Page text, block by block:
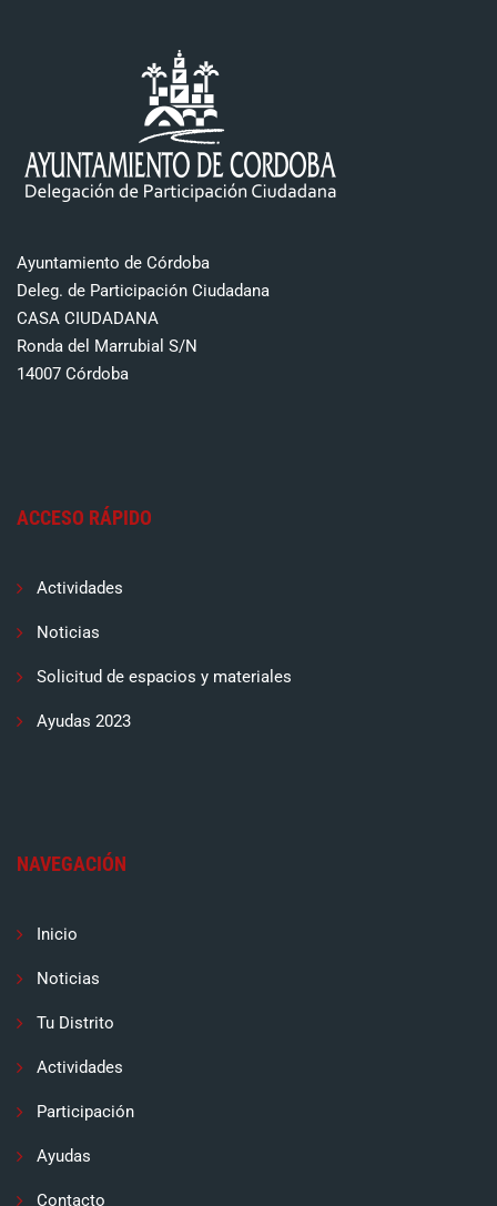
Ayuntamiento de Córdoba
Deleg. de Participación Ciudadana
CASA CIUDADANA
Ronda del Marrubial S/N
14007 Córdoba
ACCESO RÁPIDO
Actividades
Noticias
Solicitud de espacios y materiales
Ayudas 2023
NAVEGACIÓN
Inicio
Noticias
Tu Distrito
Actividades
Participación
Ayudas
Contacto